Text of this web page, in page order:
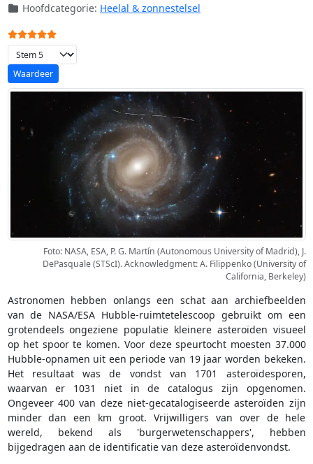
Hoofdcategorie: Heelal & zonnestelsel
Gebruikerswaardering:
Voeg waardering toe
Foto: NASA, ESA, P. G. Martín (Autonomous University of Madrid), J.
DePasquale (STScI). Acknowledgment: A. Filippenko (University of
California, Berkeley)
Astronomen hebben onlangs een schat aan archiefbeelden
van de NASA/ESA Hubble-ruimtetelescoop gebruikt om een
grotendeels ongeziene populatie kleinere asteroïden visueel
op het spoor te komen. Voor deze speurtocht moesten 37.000
Hubble-opnamen uit een periode van 19 jaar worden bekeken.
Het resultaat was de vondst van 1701 asteroïdesporen,
waarvan er 1031 niet in de catalogus zijn opgenomen.
Ongeveer 400 van deze niet-gecatalogiseerde asteroïden zijn
minder dan een km groot. Vrijwilligers van over de hele
wereld, bekend als 'burgerwetenschappers', hebben
bijgedragen aan de identificatie van deze asteroïdenvondst.